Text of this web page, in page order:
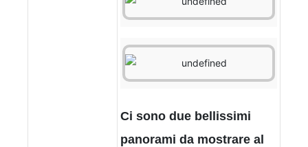
Ci sono due bellissimi
panorami da mostrare al